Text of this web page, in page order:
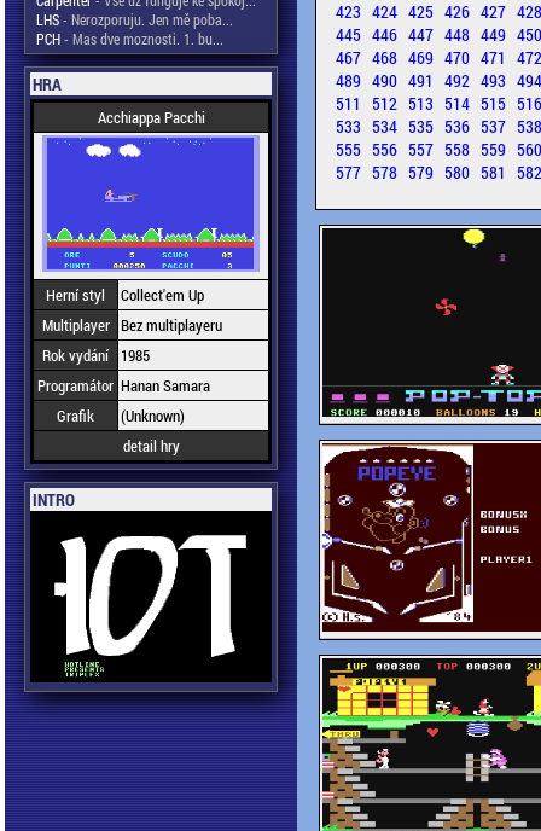
LHS- Nerozporuju. Jen mě poba...
PCH- Mas dve moznosti. 1. bu...
HRA
Acchiappa Pacchi
Herní styl
Collect'em Up
Multiplayer Bez multiplayeru
Rok vydání
1985
Programátor Hanan Samara
Grafik
(Unknown)
detail hry
INTRO
423 424 425 426 427
445 446 447 448 449
467 468 469 470 471
489 490 491 492 493
511 512 513 514 515
533 534 535 536 537
555 556 557 558 559
577 578 579 580 581